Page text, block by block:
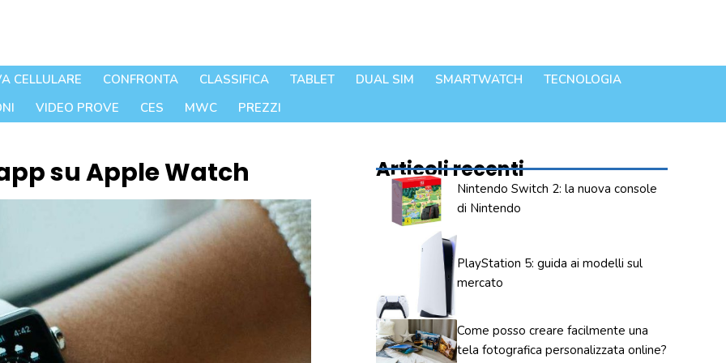
CELLULARE CONFRONTA CLASSIFICA TABLET DUAL SIM SMARTWATCH
TECNOLOGIA
VIDEO PROVE CES MWC PREZZI
su Apple Watch Articoli recenti
Nintendo Switch 2: la nuova console
di Nintendo
PlayStation 5: guida ai modelli sul
mercato
Come posso creare facilmente una
tela fotografica personalizzata online?